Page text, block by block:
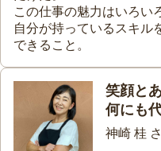
この仕事の魅力はいろい
自分が持っているスキル
できること。
笑顔と
何にも
神崎 桂